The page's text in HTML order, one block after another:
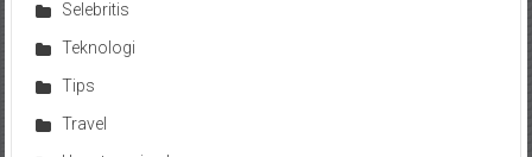
Selebritis
Teknologi
Tips
Travel